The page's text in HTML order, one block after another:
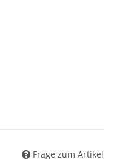
Frage zum Artikel